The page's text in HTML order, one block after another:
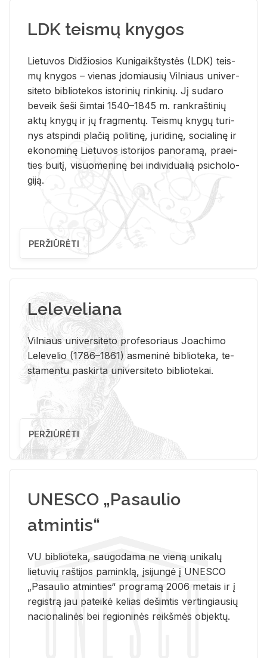
LDK teismų knygos
Lie­tu­vos Di­džio­sios Ku­ni­gaikš­tys­tės (LDK) teis­
mų kny­gos – vie­nas įdo­miau­sių Vil­niaus uni­ver­
si­te­to bi­b­lio­te­kos is­to­ri­nių rin­ki­nių. Jį su­da­ro
be­veik šeši šim­tai 1540–1845 m. rank­raš­ti­nių
aktų kny­gų ir jų frag­men­tų. Teis­mų kny­gų tu­ri­
nys at­spin­di pla­čią po­li­ti­nę, ju­ri­di­nę, so­cia­li­nę ir
eko­no­mi­nę Lie­tu­vos is­to­ri­jos pa­no­ra­mą, pra­ei­
ties bui­tį, vi­suo­me­ni­nę bei in­di­vi­dua­lią psi­cho­lo­
gi­ją.
PERŽIŪRĖTI
Leleveliana
Vil­niaus uni­ver­si­te­to pro­fe­so­riaus Jo­a­chi­mo
Le­le­ve­lio (1786–1861) as­me­ni­nė bi­b­lio­te­ka, te­
sta­men­tu pa­skir­ta uni­ver­si­te­to bi­b­lio­te­kai.
PERŽIŪRĖTI
UNESCO „Pasaulio
atmintis“
VU biblioteka, saugodama ne vieną unikalų
lietuvių raštijos paminklą, įsijungė į UNESCO
„Pasaulio atminties“ programą 2006 metais ir į
registrą jau pateikė kelias dešimtis vertingiausių
nacionalinės bei regioninės reikšmės objektų.